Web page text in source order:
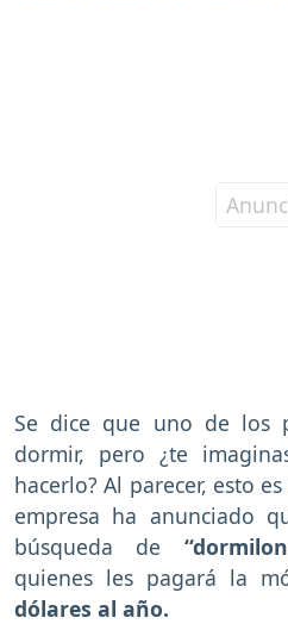
Se dice que uno de los
dormir, pero ¿te
hacerlo? Al parecer, esto
empresa ha anunciado
búsqueda de
quienes les pagará la
dólares al año.